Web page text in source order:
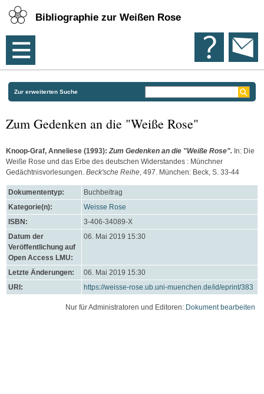
Bibliographie zur Weißen Rose
Zur erweiterten Suche
Zum Gedenken an die "Weiße Rose"
Knoop-Graf, Anneliese (1993): Zum Gedenken an die "Weiße Rose". In: Die
Weiße Rose und das Erbe des deutschen Widerstandes : Münchner
Gedächtnisvorlesungen. Beck'sche Reihe, 497. München: Beck, S. 33-44
Dokumententyp:
Buchbeitrag
Kategorie(n):
Weisse Rose
ISBN:
3-406-34089-X
Datum der
Veröffentlichung auf
Open Access LMU:
06. Mai 2019 15:30
Letzte Änderungen:
06. Mai 2019 15:30
URI:
https://weisse-rose.ub.uni-muenchen.de/id/eprint/383
Nur für Administratoren und Editoren: Dokument bearbeiten